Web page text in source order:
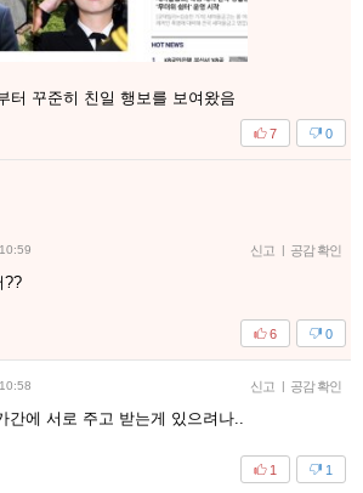
터 꾸준히 친일 행보를 보여왔음
0
7
신고 | 공감 확인
??
0
6
신고 | 공감 확인
에 서로 주고 받는게 있으려나..
1
1